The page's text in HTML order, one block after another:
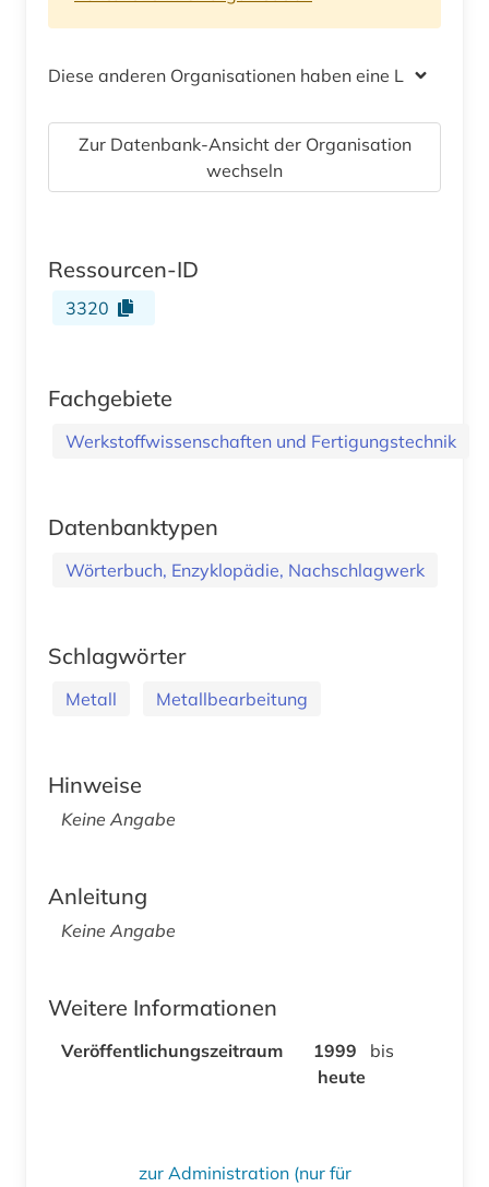
Diese anderen Organisationen haben eine Lizenz
Zur Datenbank-Ansicht der Organisation
wechseln
Ressourcen-ID
3320
Fachgebiete
Werkstoffwissenschaften und Fertigungstechnik
Datenbanktypen
Wörterbuch, Enzyklopädie, Nachschlagwerk
Schlagwörter
Metall Metallbearbeitung
Hinweise
Keine Angabe
Anleitung
Keine Angabe
Weitere Informationen
Veröffentlichungszeitraum 1999
bis
heute
zur Administration (nur für